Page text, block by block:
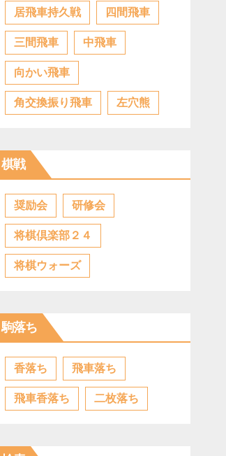
居飛車持久戦 四間飛車
三間飛車 中飛車
向かい飛車
角交換振り飛車 左穴熊
棋戦
奨励会 研修会
将棋倶楽部２４
将棋ウォーズ
駒落ち
香落ち 飛車落ち
飛車香落ち 二枚落ち